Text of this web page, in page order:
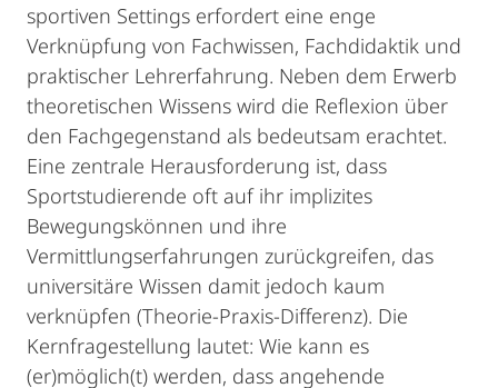
sportiven Settings erfordert eine enge
Verknüpfung von Fachwissen, Fachdidaktik und
praktischer Lehrerfahrung. Neben dem Erwerb
theoretischen Wissens wird die Reflexion über
den Fachgegenstand als bedeutsam erachtet.
Eine zentrale Herausforderung ist, dass
Sportstudierende oft auf ihr implizites
Bewegungskönnen und ihre
Vermittlungserfahrungen zurückgreifen, das
universitäre Wissen damit jedoch kaum
verknüpfen (Theorie-Praxis-Differenz). Die
Kernfragestellung lautet: Wie kann es
(er)möglich(t) werden, dass angehende